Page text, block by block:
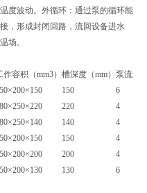
度波动。外循环：通过泵的循环能
，形成封闭回路，流回设备进水
场。
作容积（mm3） 槽深度（mm） 泵流量
150
6
220
4
140
4
150
4
200
4
130
6